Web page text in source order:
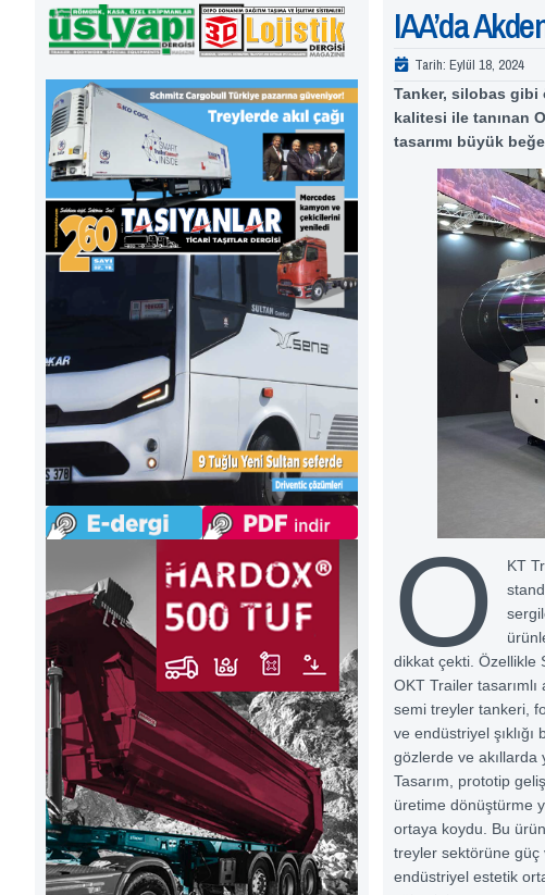
IAA’da
Tarih: Eylül 18, 2024
Tanker, silobas gibi
kalitesi ile tanınan
tasarımı büyük
O
KT
dikkat çekti. Özellikle
OKT Trailer
semi treyler tankeri,
ve endüstriyel şıklığı
gözlerde ve akıllarda
Tasarım, prototip
üretime dönüştürme
ortaya koydu. Bu
treyler sektörüne güç
endüstriyel estetik